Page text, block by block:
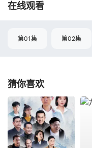
在线观看
第01集 第02集
猜你喜欢